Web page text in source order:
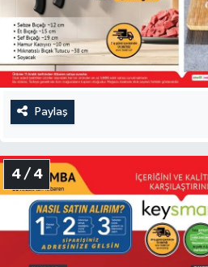
Paylaş
4 / 4